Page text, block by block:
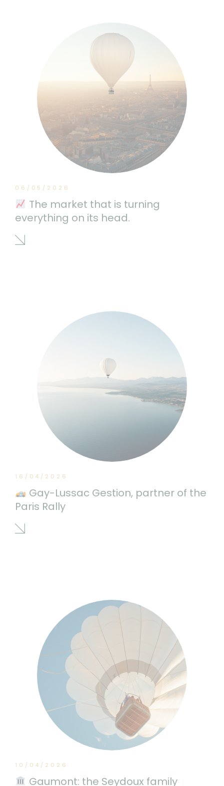
06/05/2026
The market that is turning
everything on its head.
16/04/2026
Gay-Lussac Gestion, partner of the
Paris Rally
10/04/2026
Gaumont: the Seydoux family